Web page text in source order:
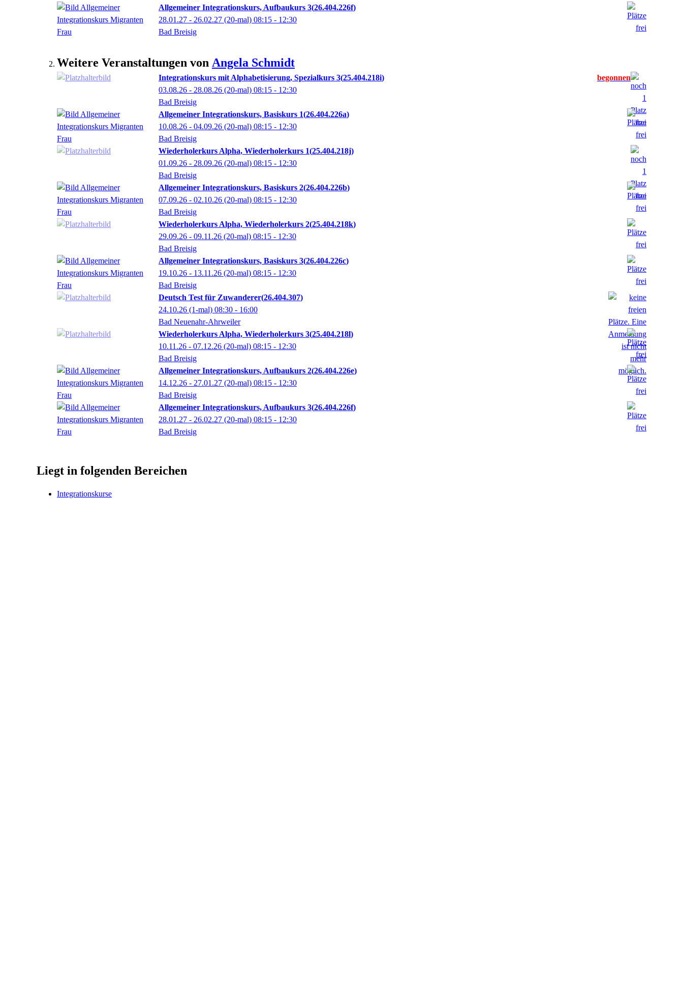
Allgemeiner Integrationskurs, Aufbaukurs 3 26.404.226f
28.01.27 - 26.02.27 (20-mal) 08:15 - 12:30
Bad Breisig
Weitere Veranstaltungen von Angela Schmidt
Integrationskurs mit Alphabetisierung, Spezialkurs 3 25.404.218i
03.08.26 - 28.08.26 (20-mal) 08:15 - 12:30
Bad Breisig
Allgemeiner Integrationskurs, Basiskurs 1 26.404.226a
10.08.26 - 04.09.26 (20-mal) 08:15 - 12:30
Bad Breisig
Wiederholerkurs Alpha, Wiederholerkurs 1 25.404.218j
01.09.26 - 28.09.26 (20-mal) 08:15 - 12:30
Bad Breisig
Allgemeiner Integrationskurs, Basiskurs 2 26.404.226b
07.09.26 - 02.10.26 (20-mal) 08:15 - 12:30
Bad Breisig
Wiederholerkurs Alpha, Wiederholerkurs 2 25.404.218k
29.09.26 - 09.11.26 (20-mal) 08:15 - 12:30
Bad Breisig
Allgemeiner Integrationskurs, Basiskurs 3 26.404.226c
19.10.26 - 13.11.26 (20-mal) 08:15 - 12:30
Bad Breisig
Deutsch Test für Zuwanderer 26.404.307
24.10.26 (1-mal) 08:30 - 16:00
Bad Neuenahr-Ahrweiler
Wiederholerkurs Alpha, Wiederholerkurs 3 25.404.218l
10.11.26 - 07.12.26 (20-mal) 08:15 - 12:30
Bad Breisig
Allgemeiner Integrationskurs, Aufbaukurs 2 26.404.226e
14.12.26 - 27.01.27 (20-mal) 08:15 - 12:30
Bad Breisig
Allgemeiner Integrationskurs, Aufbaukurs 3 26.404.226f
28.01.27 - 26.02.27 (20-mal) 08:15 - 12:30
Bad Breisig
Liegt in folgenden Bereichen
Integrationskurse